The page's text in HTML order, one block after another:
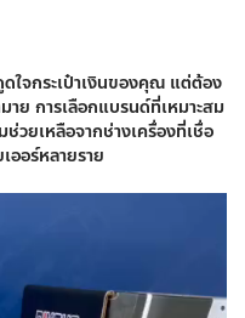
ใจกระเป๋าเงินของคุณ แต่ต้อง
าย การเลือกแบรนด์ที่เหมาะสม
วยเหลือจากช่างเครื่องที่เชื่อ
ออร์หลายราย